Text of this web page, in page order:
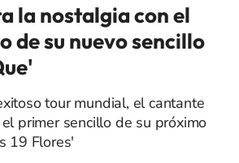
la nostalgia con el
de su nuevo sencillo
tour mundial, el cantante
primer sencillo de su próximo
19 Flores'